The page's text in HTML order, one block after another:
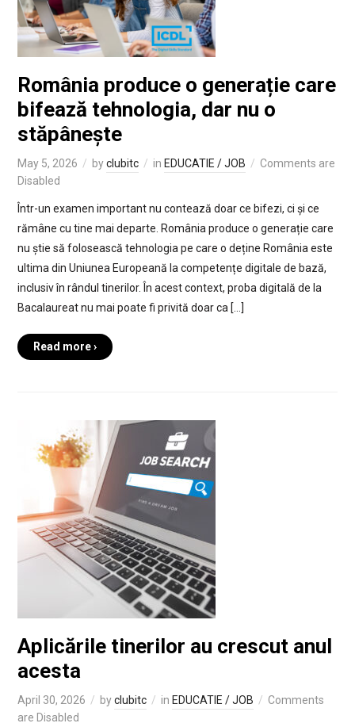
România produce o generație care
bifează tehnologia, dar nu o
stăpânește
May 5, 2026 byclubitc in EDUCATIE / JOB
Comments are
Disabled
Într-un examen important nu contează doar ce bifezi, ci și ce
rămâne cu tine mai departe. România produce o generație care
nu știe să folosească tehnologia pe care o deține România este
ultima din Uniunea Europeană la competențe digitale de bază,
inclusiv în rândul tinerilor. În acest context, proba digitală de la
Bacalaureat nu mai poate fi privită doar ca […]
Read more ›
Aplicările tinerilor au crescut anul
acesta
April 30, 2026 byclubitc in EDUCATIE / JOB
Comments
are Disabled